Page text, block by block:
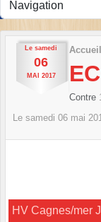
Le samedi
06
MAI 2017
Accueil
Contre
Le samedi 06 mai
HV Cagnes/mer